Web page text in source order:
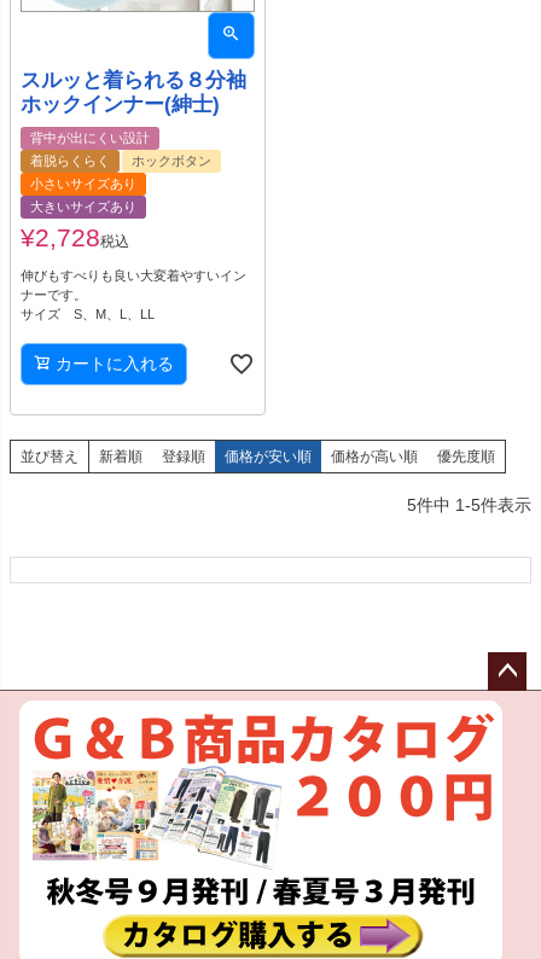
スルッと着られる８分袖
ホックインナー(紳士)
背中が出にくい設計
着脱らくらく
ホックボタン
小さいサイズあり
大きいサイズあり
¥2,728税込
伸びもすべりも良い大変着やすいイン
ナーです。
サイズ S、M、L、LL
カートに入れる
並び替え 新着順 登録順 価格が安い順 価格が高い順 優先度順
5件中 1-5件表示
ペー
ジト
へ